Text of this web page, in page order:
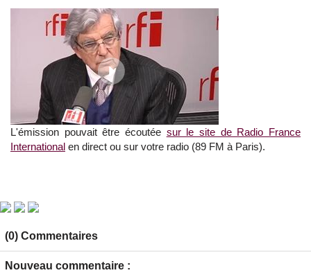
L'émission pouvait être écoutée sur le site de Radio France
International en direct ou sur votre radio (89 FM à Paris).
(0) Commentaires
Nouveau commentaire :